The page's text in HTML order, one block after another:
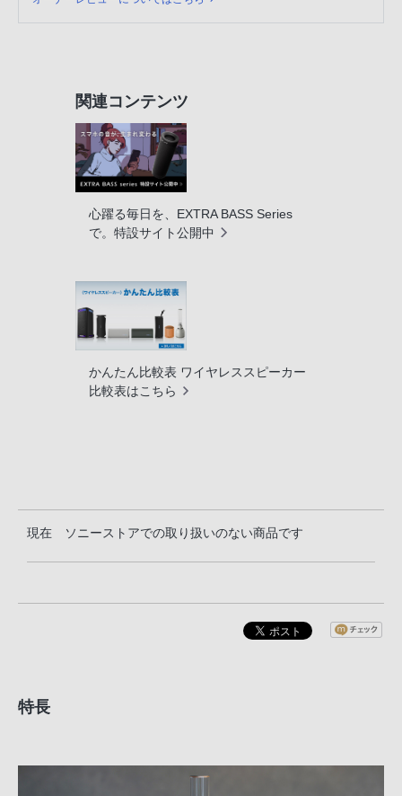
関連コンテンツ
心躍る毎日を、EXTRA BASS Series
で。特設サイト公開中
かんたん比較表 ワイヤレススピーカー
比較表はこちら
現在 ソニーストアでの取り扱いのない商品です
特長